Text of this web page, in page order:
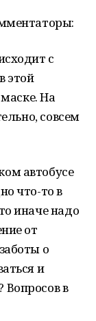
с
этой
На
совсем
автобусе
что-то в
иначе надо
от
о
и
Вопросов в